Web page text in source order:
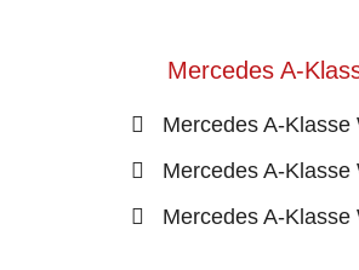
Mercedes A-
Mercedes A-Klasse
Mercedes A-Klasse
Mercedes A-Klasse